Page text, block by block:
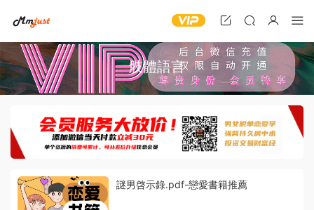
肢體語言
謎男啓示錄.pdf-戀愛書籍推薦